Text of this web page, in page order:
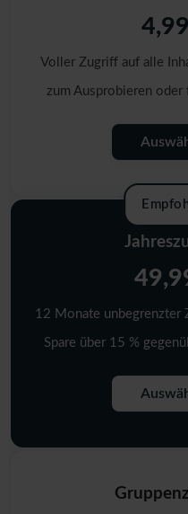
Voller Zugriff auf alle
zum Ausprobieren oder
12 Monate unbegrenzter
Spare über 15 %